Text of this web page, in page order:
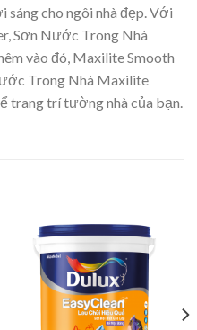
cho ngôi nhà đẹp. Với
Sơn Nước Trong Nhà
vào đó, Maxilite Smooth
Trong Nhà Maxilite
trang trí tường nhà của bạn.